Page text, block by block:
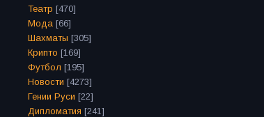
Театр [470]
Мода [66]
Шахматы [305]
Крипто [169]
Футбол [195]
Новости [4273]
Гении Руси [22]
Дипломатия [241]